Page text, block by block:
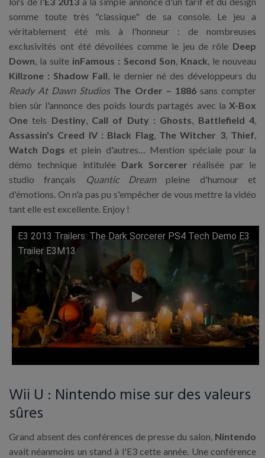
somme toute très "classique" de sa console. Le jeu a
véritablement été mis à l'honneur : de nombreuses
exclusivités ont été dévoilées comme le jeu de rôle Deep
Down, la suite inFamous : Second Son, Knack, le nouveau
Killzone : Shadow Fall, le dernier né des développeurs du
Ready At Dawn Studios The Order – 1886sans compter
bien sûr l'annonce des poids lourds partagés avec la X-Box
One tels Destiny, Call of Duty : Ghosts, Battlefield 4,
Assassin's Creed IV : Black Flag, The Witcher 3, Thief,
Watch Dogs et plein d'autres… Mention spéciale pour la
démo technique intitulée Dark Sorcerer réalisée par le
studio français
Quantic Dreampleine d'humour et
d'émotions. On n'a pas pu s'empêcher de vous mettre la vidéo
tant elle est excellente. Enjoy !
E3 2013 Trailers: The Dark Sorcerer PS4 Tech Demo E3
Trailer E3M13
Lire cette vidéo sur YouTube
Wii U : Nintendo mise sur des valeurs
sûres
Grand absent des conférences de presse du salon, Nintendo
avait néanmoins un stand à l'E3 cette année. Une conférence